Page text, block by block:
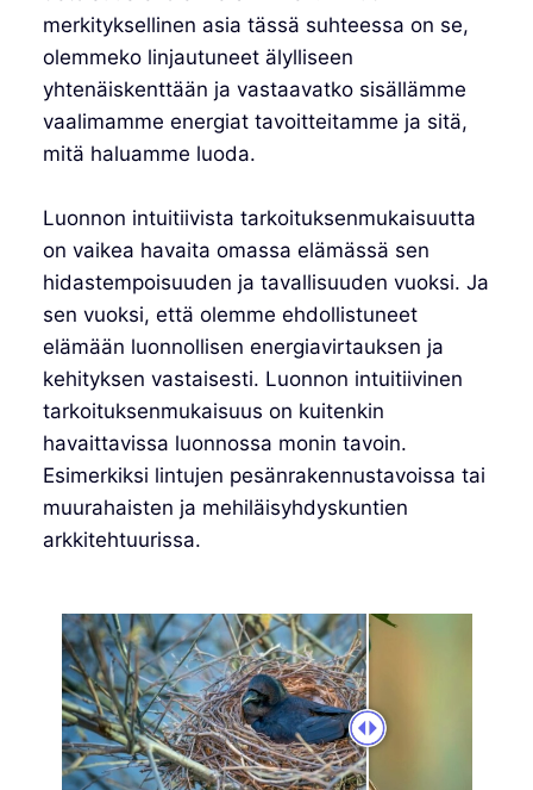
merkityksellinen asia tässä suhteessa on se,
olemmeko linjautuneet älylliseen
yhtenäiskenttään ja vastaavatko sisällämme
vaalimamme energiat tavoitteitamme ja sitä,
mitä haluamme luoda.
Luonnon intuitiivista tarkoituksenmukaisuutta
on vaikea havaita omassa elämässä sen
hidastempoisuuden ja tavallisuuden vuoksi. Ja
sen vuoksi, että olemme ehdollistuneet
elämään luonnollisen energiavirtauksen ja
kehityksen vastaisesti. Luonnon intuitiivinen
tarkoituksenmukaisuus on kuitenkin
havaittavissa luonnossa monin tavoin.
Esimerkiksi lintujen pesänrakennustavoissa tai
muurahaisten ja mehiläisyhdyskuntien
arkkitehtuurissa.